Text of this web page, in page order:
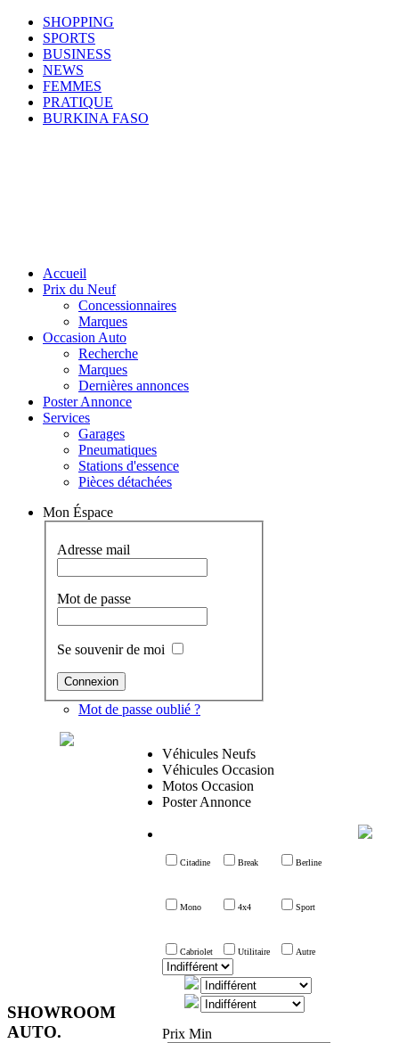
SHOPPING
SPORTS
BUSINESS
NEWS
FEMMES
PRATIQUE
BURKINA FASO
Accueil
Prix du Neuf
Concessionnaires
Marques
Occasion Auto
Recherche
Marques
Dernières annonces
Poster Annonce
Services
Garages
Pneumatiques
Stations d'essence
Pièces détachées
Mon Éspace
Adresse mail
Mot de passe
Se souvenir de moi
Mot de passe oublié ?
Véhicules Neufs
Véhicules Occasion
Motos Occasion
Poster Annonce
Citadine Break Berline
Mono 4x4 Sport
Cabriolet Utilitaire Autre
Prix Min
SHOWROOM
AUTO.